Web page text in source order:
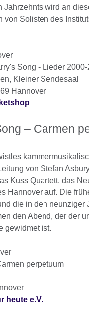
wird an
Solisten des
Song - Lieder 2000-
Kleiner Sendesaal
Hannover
– Carmen
von Stefan
Kuss Quartett, das
Hannover auf. Die
die in den neunziger
den Abend, der der
gewidmet ist.
perpetuum
heute e.V.